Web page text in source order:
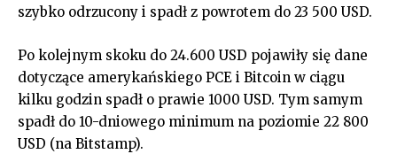
szybko odrzucony i spadł z powrotem do 23 500 USD.
Po kolejnym skoku do 24.600 USD pojawiły się dane
dotyczące amerykańskiego PCE i Bitcoin w ciągu
kilku godzin spadł o prawie 1000 USD. Tym samym
spadł do 10-dniowego minimum na poziomie 22 800
USD (na Bitstamp).